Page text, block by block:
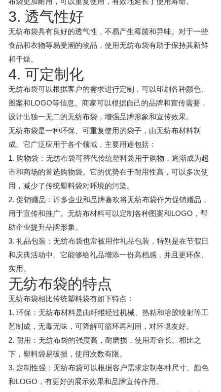
3. 透气性好
无纺布袋具有良好的透气性，不易产生霉菌和异味。对于一些
食品和衣物等易受潮的物品，使用无纺布袋有助于保持其新鲜
和干燥。
4. 可定制化
无纺布袋可以根据客户的需求进行定制，可以印刷各种颜色、
图案和LOGO等信息。商家可以根据自己的品牌和宣传需要，
设计出独一无二的无纺布袋，增强品牌形象和宣传效果。
无纺布袋是一种环保、可重复使用的袋子，由无纺布材料制
成。它广泛应用于各个领域，主要用途包括：
1. 购物袋：无纺布袋可替代传统塑料袋用于购物，逐渐成为超
市和商场的首选购物袋。它的优势在于耐用性高，可以多次使
用，减少了传统塑料袋对环境的污染。
2. 促销赠品：许多企业和品牌喜欢将无纺布袋作为促销赠品，
用于宣传和推广。无纺布材料可以定制各种图案和LOGO，帮
助企业提升品牌形象。
3. 礼品包装：无纺布袋也常被用作礼品包装，特别是在节假日
和庆典活动中。它能够给礼品增添一份高档感，并且更环保、
实用。
无纺布袋的特点
无纺布袋相比传统塑料袋有如下特点：
1. 环保：无纺布材料是由纤维经过机械、热粘和溶胶喷射等工
艺制成，无毒无味，可降解可循环再利用，对环境友好。
2. 耐用：无纺布袋的强度高，耐磨损，使用寿命长。相比之
下，塑料袋易破损，使用次数有限。
3. 定制性强：无纺布袋可以根据客户需求定制各种尺寸、颜色
和LOGO，有更好的展示效果和品牌宣传作用。